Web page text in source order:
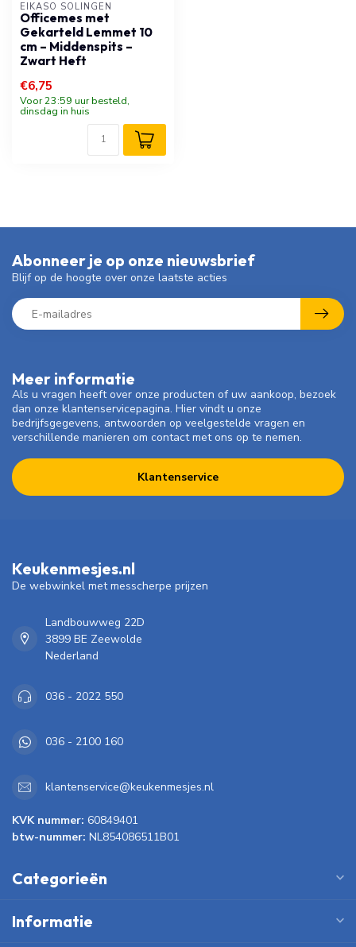
EIKASO SOLINGEN
Officemes met
Gekarteld Lemmet 10
cm – Middenspits –
Zwart Heft
€6,75
Voor 23:59 uur besteld,
dinsdag in huis
Meer informatie
Als u vragen heeft over onze producten of uw aankoop, bezoek
dan onze klantenservicepagina. Hier vindt u onze
bedrijfsgegevens, antwoorden op veelgestelde vragen en
verschillende manieren om contact met ons op te nemen.
Klantenservice
Abonneer je op onze nieuwsbrief
Blijf op de hoogte over onze laatste acties
Keukenmesjes.nl
De webwinkel met messcherpe prijzen
Landbouwweg 22D
3899 BE Zeewolde
Nederland
036 - 2022 550
036 - 2100 160
klantenservice@keukenmesjes.nl
KVK nummer: 60849401
btw-nummer: NL854086511B01
Categorieën
Informatie